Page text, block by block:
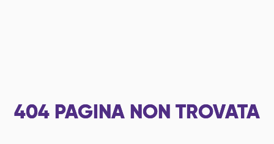
404 PAGINA NON TROVATA